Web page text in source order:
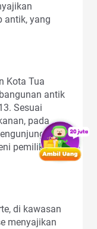
antik, yang
Kota Tua
antik
Sesuai
pada
pemilik
di kawasan
menyajikan